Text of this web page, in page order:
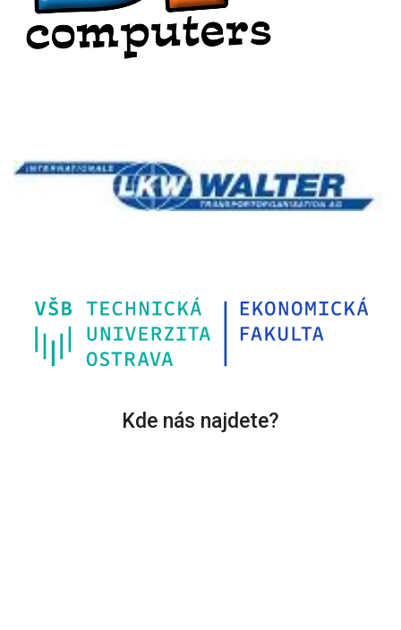
Kde nás najdete?